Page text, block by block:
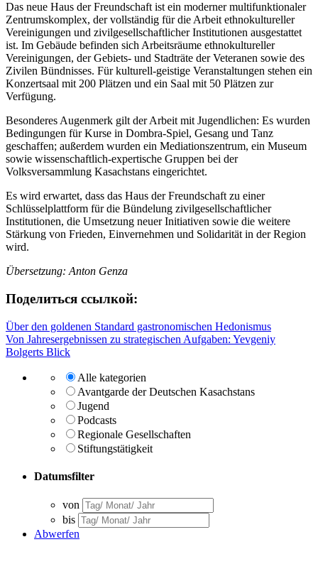
Das neue Haus der Freundschaft ist ein moderner multifunktionaler
Zentrumskomplex, der vollständig für die Arbeit ethnokultureller
Vereinigungen und zivilgesellschaftlicher Institutionen ausgestattet
ist. Im Gebäude befinden sich Arbeitsräume ethnokultureller
Vereinigungen, der Gebiets- und Stadträte der Veteranen sowie des
Zivilen Bündnisses. Für kulturell-geistige Veranstaltungen stehen ein
Konzertsaal mit 200 Plätzen und ein Saal mit 50 Plätzen zur
Verfügung.
Besonderes Augenmerk gilt der Arbeit mit Jugendlichen: Es wurden
Bedingungen für Kurse in Dombra-Spiel, Gesang und Tanz
geschaffen; außerdem wurden ein Mediationszentrum, ein Museum
sowie wissenschaftlich-expertische Gruppen bei der
Volksversammlung Kasachstans eingerichtet.
Es wird erwartet, dass das Haus der Freundschaft zu einer
Schlüsselplattform für die Bündelung zivilgesellschaftlicher
Institutionen, die Umsetzung neuer Initiativen sowie die weitere
Stärkung von Frieden, Einvernehmen und Solidarität in der Region
wird.
Übersetzung: Anton Genza
Поделиться ссылкой:
Beitragsnavigation
Über den goldenen Standard gastronomischen Hedonismus
Von Jahresergebnissen zu strategischen Aufgaben: Yevgeniy
Bolgerts Blick
Alle kategorien
Avantgarde der Deutschen Kasachstans
Jugend
Podcasts
Regionale Gesellschaften
Stiftungstätigkeit
Datumsfilter
von
bis
Abwerfen